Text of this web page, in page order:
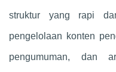
struktur yang rapi
pengelolaan konten
pengumuman, dan